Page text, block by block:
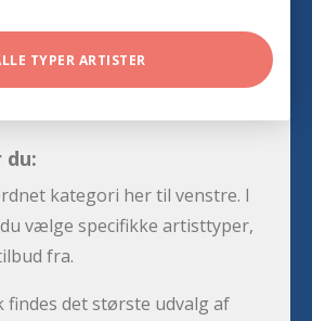
TYPER ARTISTER
du:
kategori her til venstre. I
vælge specifikke artisttyper,
fra.
findes det største udvalg af